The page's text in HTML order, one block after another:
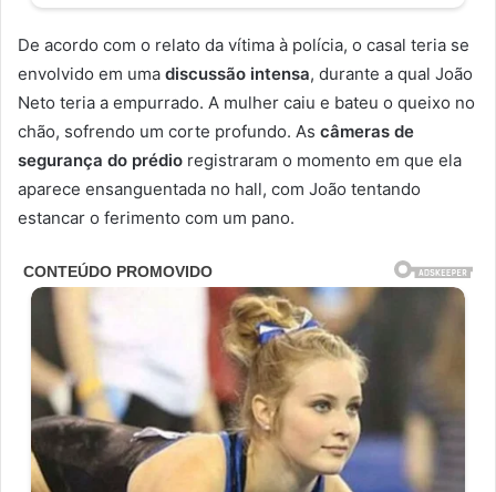
De acordo com o relato da vítima à polícia, o casal teria se
envolvido em uma discussão intensa, durante a qual João
Neto teria a empurrado. A mulher caiu e bateu o queixo no
chão, sofrendo um corte profundo. As câmeras de
segurança do prédio registraram o momento em que ela
aparece ensanguentada no hall, com João tentando
estancar o ferimento com um pano.